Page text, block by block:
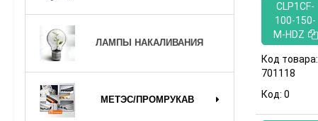
ЛАМПЫ НАКАЛИВАНИЯ
МЕТЭС/ПРОМРУКАВ
CLP1CF-
100-150-
M-HDZ
Код товара:
701118
Код: 0